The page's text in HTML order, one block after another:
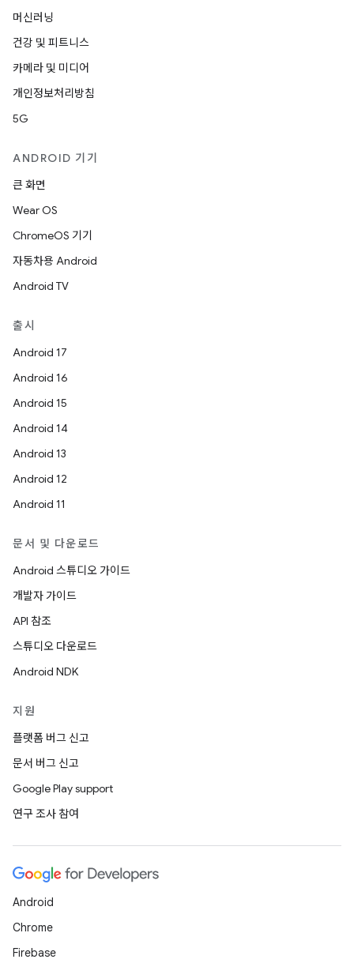
머신러닝
건강 및 피트니스
카메라 및 미디어
개인정보처리방침
5G
ANDROID 기기
큰 화면
Wear OS
ChromeOS 기기
자동차용 Android
Android TV
출시
Android 17
Android 16
Android 15
Android 14
Android 13
Android 12
Android 11
문서 및 다운로드
Android 스튜디오 가이드
개발자 가이드
API 참조
스튜디오 다운로드
Android NDK
지원
플랫폼 버그 신고
문서 버그 신고
Google Play support
연구 조사 참여
Android
Chrome
Firebase